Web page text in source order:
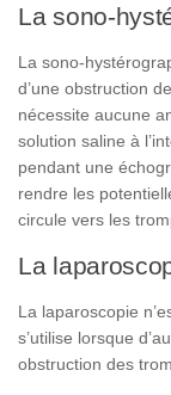
La sono-
La sono-
d’une obstruction
nécessite aucune
solution saline à
pendant une
rendre les
circule vers les
La
La laparoscopie
s’utilise lorsque
obstruction des